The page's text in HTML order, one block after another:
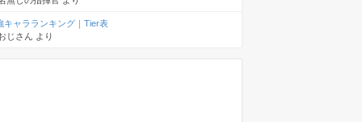
キャラランキング｜Tier表
じさん より